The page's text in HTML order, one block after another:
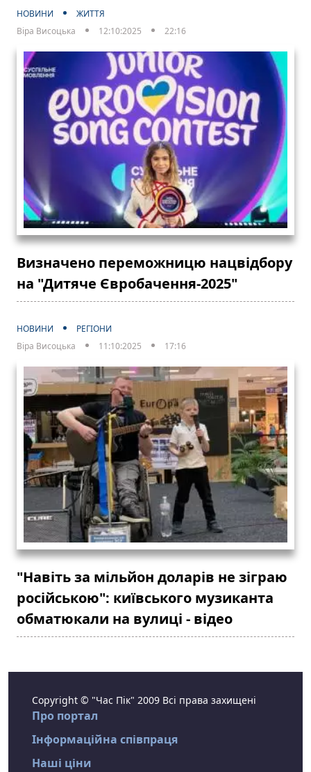
НОВИНИ
ЖИТТЯ
Віра Висоцька
12:10:2025 22:16
Визначено переможницю нацвідбору
на "Дитяче Євробачення-2025"
НОВИНИ
РЕГІОНИ
Віра Висоцька
11:10:2025 17:16
"Навіть за мільйон доларів не зіграю
російською": київського музиканта
обматюкали на вулиці - відео
Copyright © "Час Пік" 2009 Всі права захищені
Про портал
Інформаційна співпраця
Наші ціни